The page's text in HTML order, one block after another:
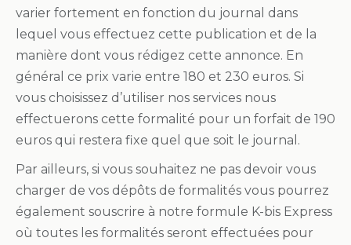
varier fortement en fonction du journal dans
lequel vous effectuez cette publication et de la
manière dont vous rédigez cette annonce. En
général ce prix varie entre 180 et 230 euros. Si
vous choisissez d’utiliser nos services nous
effectuerons cette formalité pour un forfait de 190
euros qui restera fixe quel que soit le journal.
Par ailleurs, si vous souhaitez ne pas devoir vous
charger de vos dépôts de formalités vous pourrez
également souscrire à notre formule K-bis Express
où toutes les formalités seront effectuées pour